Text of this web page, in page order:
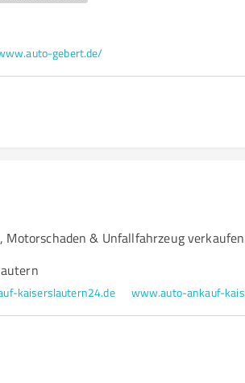
gebert.de/
& Unfallfahrzeug
kaiserslautern24.de www.auto-ankauf-